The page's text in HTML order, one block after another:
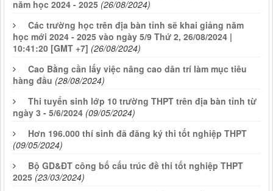
năm học 2024 - 2025 (26/08/2024)
Các trường học trên địa bàn tỉnh sẽ khai giảng năm
học mới 2024 - 2025 vào ngày 5/9 Thứ 2, 26/08/2024 |
10:41:20 [GMT +7] (26/08/2024)
Cao Bằng cần lấy việc nâng cao dân trí làm mục tiêu
hàng đầu (28/08/2024)
Thi tuyển sinh lớp 10 trường THPT trên địa bàn tỉnh từ
ngày 3 - 5/6/2024 (09/05/2024)
Hơn 196.000 thí sinh đã đăng ký thi tốt nghiệp THPT
(09/05/2024)
Bộ GD&ĐT công bố cấu trúc đề thi tốt nghiệp THPT
2025 (23/03/2024)